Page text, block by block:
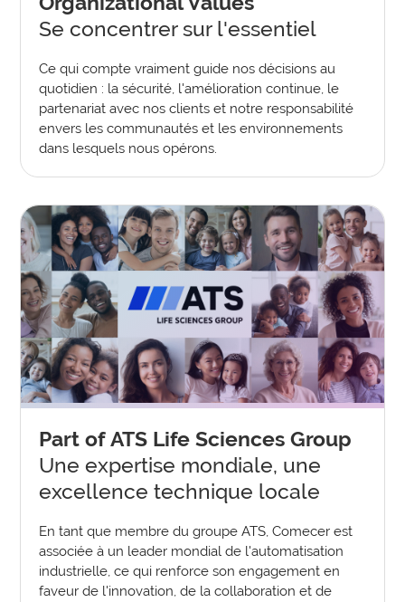
Se concentrer sur l'essentiel
Ce qui compte vraiment guide nos décisions au
quotidien : la sécurité, l'amélioration continue, le
partenariat avec nos clients et notre responsabilité
envers les communautés et les environnements
dans lesquels nous opérons.
Part of ATS Life Sciences Group
Une expertise mondiale, une
excellence technique locale
En tant que membre du groupe ATS, Comecer est
associée à un leader mondial de l'automatisation
industrielle, ce qui renforce son engagement en
faveur de l'innovation, de la collaboration et de